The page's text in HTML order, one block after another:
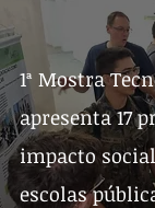
1ª Mostra
apresenta 17
impacto social
escolas